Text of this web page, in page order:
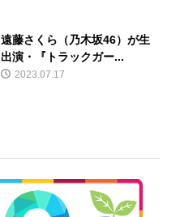
遠藤さくら（乃木坂46）が生
出演・『トラックガー...
2023.07.17